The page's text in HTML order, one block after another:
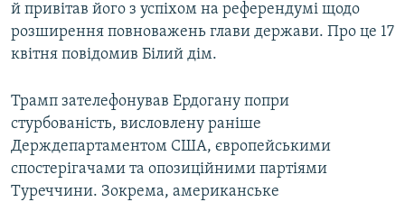
й привітав його з успіхом на референдумі щодо
розширення повноважень глави держави. Про це 17
квітня повідомив Білий дім.
Трамп зателефонував Ердогану попри
стурбованість, висловлену раніше
Держдепартаментом США, європейськими
спостерігачами та опозиційними партіями
Туреччини. Зокрема, американське